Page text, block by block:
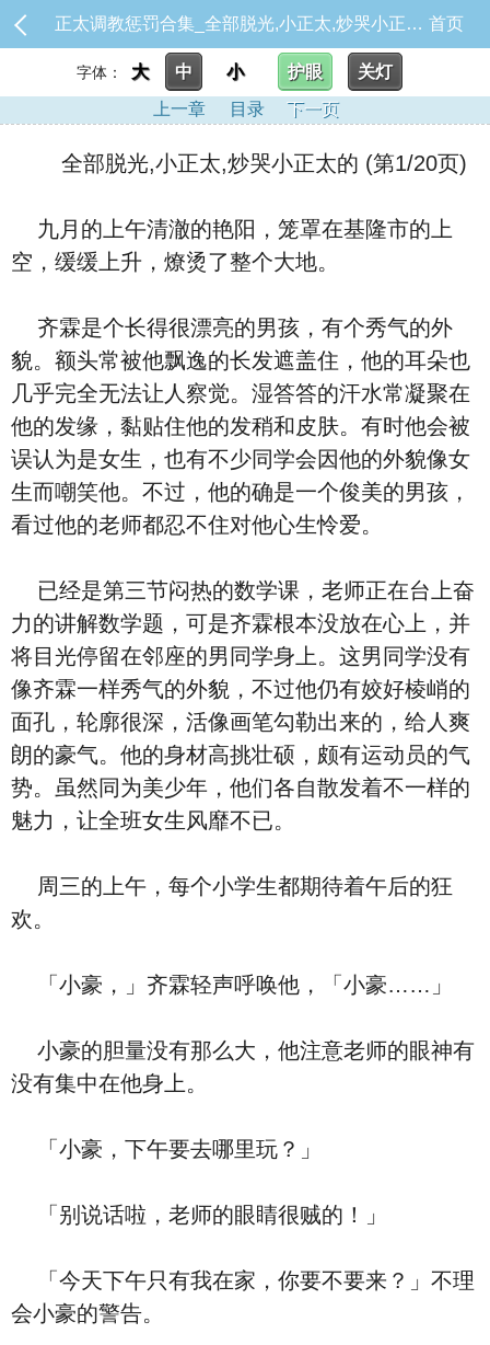
正太调教惩罚合集_全部脱光,小正太,炒哭小正太的 首页
字体： 大 中 小 护眼
关灯
上一章
目录 下一页
全部脱光,小正太,炒哭小正太的 (第1/20页)
九月的上午清澈的艳阳，笼罩在基隆市的上
空，缓缓上升，燎烫了整个大地。
齐霖是个长得很漂亮的男孩，有个秀气的外
貌。额头常被他飘逸的长发遮盖住，他的耳朵也
几乎完全无法让人察觉。湿答答的汗水常凝聚在
他的发缘，黏贴住他的发稍和皮肤。有时他会被
误认为是女生，也有不少同学会因他的外貌像女
生而嘲笑他。不过，他的确是一个俊美的男孩，
看过他的老师都忍不住对他心生怜爱。
已经是第三节闷热的数学课，老师正在台上奋
力的讲解数学题，可是齐霖根本没放在心上，并
将目光停留在邻座的男同学身上。这男同学没有
像齐霖一样秀气的外貌，不过他仍有姣好棱峭的
面孔，轮廓很深，活像画笔勾勒出来的，给人爽
朗的豪气。他的身材高挑壮硕，颇有运动员的气
势。虽然同为美少年，他们各自散发着不一样的
魅力，让全班女生风靡不已。
周三的上午，每个小学生都期待着午后的狂
欢。
「小豪，」齐霖轻声呼唤他，「小豪……」
小豪的胆量没有那么大，他注意老师的眼神有
没有集中在他身上。
「小豪，下午要去哪里玩？」
「别说话啦，老师的眼睛很贼的！」
「今天下午只有我在家，你要不要来？」不理
会小豪的警告。